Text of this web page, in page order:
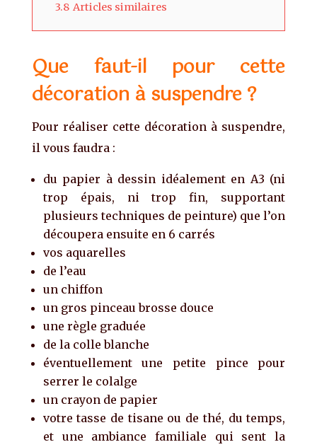
3.8 Articles similaires
Que faut-il pour cette
décoration à suspendre ?
Pour réaliser cette décoration à suspendre,
il vous faudra :
du papier à dessin idéalement en A3 (ni
trop épais, ni trop fin, supportant
plusieurs techniques de peinture) que l’on
découpera ensuite en 6 carrés
vos aquarelles
de l’eau
un chiffon
un gros pinceau brosse douce
une règle graduée
de la colle blanche
éventuellement une petite pince pour
serrer le colalge
un crayon de papier
votre tasse de tisane ou de thé, du temps,
et une ambiance familiale qui sent la